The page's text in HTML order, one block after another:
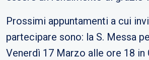
Prossimi appuntamenti a cui
partecipare sono: la S. Messa
Venerdì 17 Marzo alle ore 18 in